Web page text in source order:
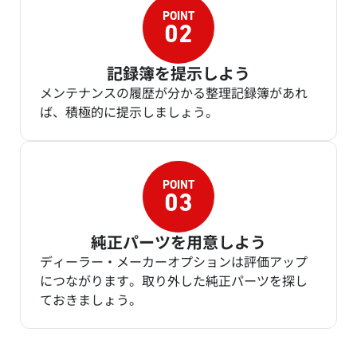
記録簿を提示しよう
メンテナンスの履歴が分かる整理記録簿があれ
ば、積極的に提示しましょう。
純正パーツを用意しよう
ディーラー・メーカーオプションは評価アップ
につながります。取り外した純正パーツを探し
ておきましょう。